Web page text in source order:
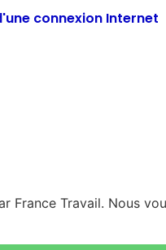
connexion Internet
France Travail. Nous